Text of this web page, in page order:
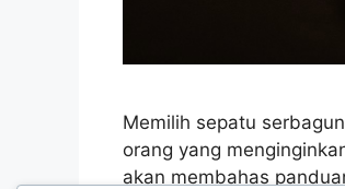
Memilih sepatu
orang yang
akan membahas